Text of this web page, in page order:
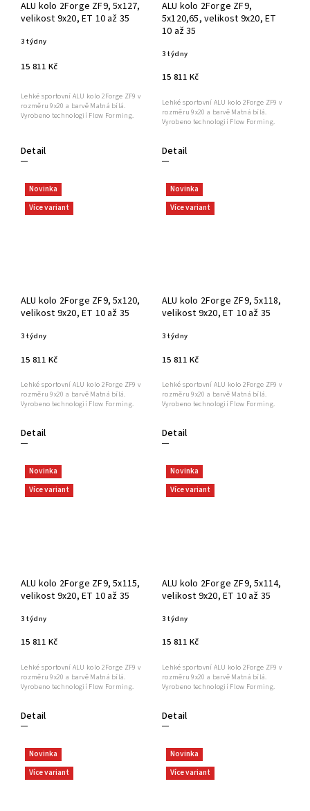
ALU kolo 2Forge ZF9, 5x127,
velikost 9x20, ET 10 až 35
3 týdny
15 811 Kč
Detail
Lehké sportovní ALU kolo 2Forge ZF9 v
rozměru 9x20 a barvě Matná bílá.
Vyrobeno technologií Flow Forming.
ALU kolo 2Forge ZF9,
5x120,65, velikost 9x20, ET
10 až 35
3 týdny
15 811 Kč
Detail
Lehké sportovní ALU kolo 2Forge ZF9 v
rozměru 9x20 a barvě Matná bílá.
Vyrobeno technologií Flow Forming.
Novinka
Více variant
ALU kolo 2Forge ZF9, 5x120,
velikost 9x20, ET 10 až 35
3 týdny
15 811 Kč
Detail
Lehké sportovní ALU kolo 2Forge ZF9 v
rozměru 9x20 a barvě Matná bílá.
Vyrobeno technologií Flow Forming.
Novinka
Více variant
ALU kolo 2Forge ZF9, 5x118,
velikost 9x20, ET 10 až 35
3 týdny
15 811 Kč
Detail
Lehké sportovní ALU kolo 2Forge ZF9 v
rozměru 9x20 a barvě Matná bílá.
Vyrobeno technologií Flow Forming.
Novinka
Více variant
ALU kolo 2Forge ZF9, 5x115,
velikost 9x20, ET 10 až 35
3 týdny
15 811 Kč
Detail
Lehké sportovní ALU kolo 2Forge ZF9 v
rozměru 9x20 a barvě Matná bílá.
Vyrobeno technologií Flow Forming.
Novinka
Více variant
ALU kolo 2Forge ZF9, 5x114,
velikost 9x20, ET 10 až 35
3 týdny
15 811 Kč
Detail
Lehké sportovní ALU kolo 2Forge ZF9 v
rozměru 9x20 a barvě Matná bílá.
Vyrobeno technologií Flow Forming.
Novinka
Více variant
Novinka
Více variant